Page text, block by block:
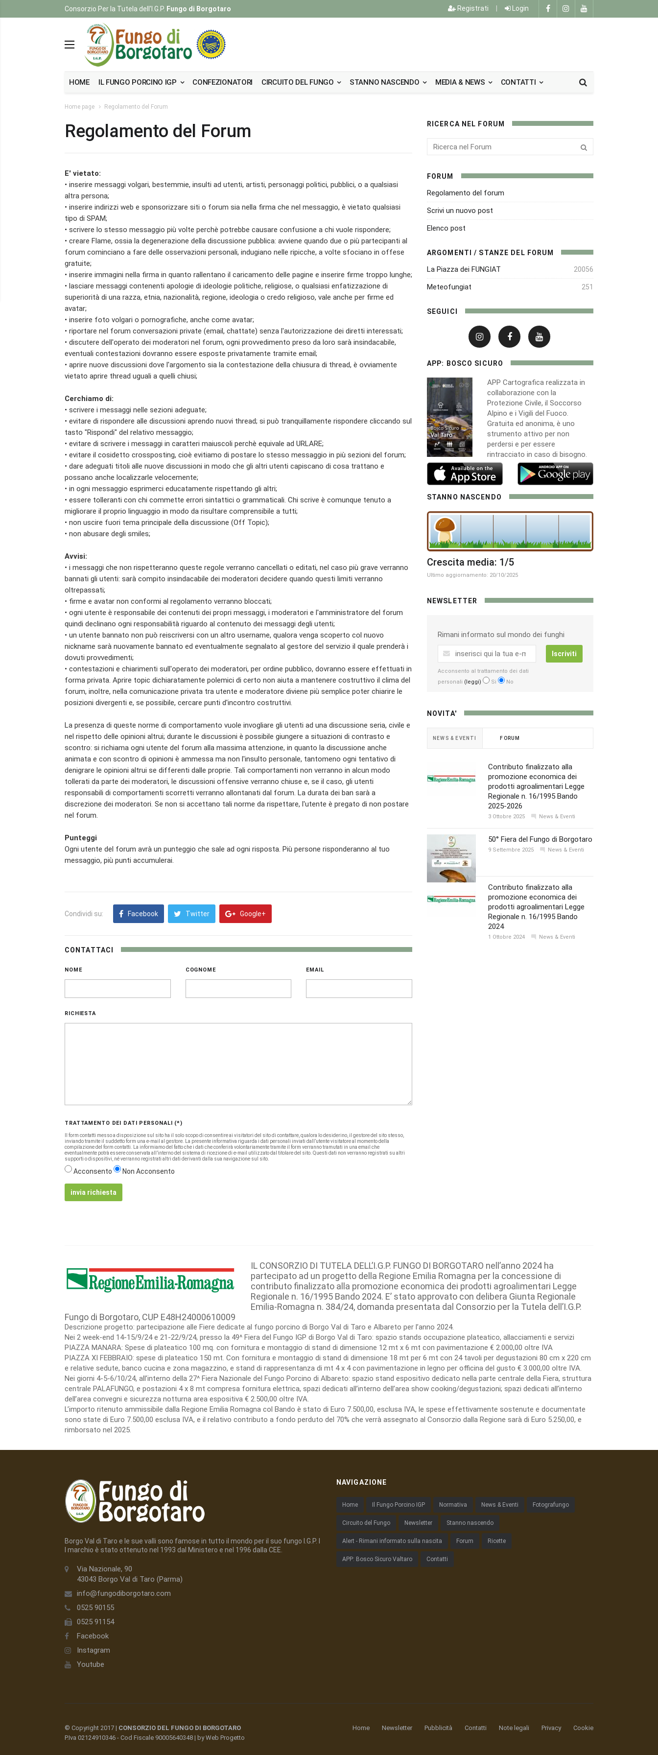
Consorzio Per la Tutela dell'I.G.P. Fungo di Borgotaro Registrati Login
HOME IL FUNGO PORCINO IGP CONFEZIONATORI CIRCUITO DEL FUNGO STANNO NASCENDO MEDIA & NEWS CONTATTI
Home page Regolamento del Forum
Regolamento del Forum
E' vietato:
• inserire messaggi volgari, bestemmie, insulti ad utenti, artisti, personaggi politici, pubblici, o a qualsiasi
altra persona;
• inserire indirizzi web e sponsorizzare siti o forum sia nella firma che nel messaggio, è vietato qualsiasi
tipo di SPAM;
• scrivere lo stesso messaggio più volte perchè potrebbe causare confusione a chi vuole rispondere;
• creare Flame, ossia la degenerazione della discussione pubblica: avviene quando due o più partecipanti al
forum cominciano a fare delle osservazioni personali, indugiano nelle ripicche, a volte sfociano in offese
gratuite;
• inserire immagini nella firma in quanto rallentano il caricamento delle pagine e inserire firme troppo lunghe;
• lasciare messaggi contenenti apologie di ideologie politiche, religiose, o qualsiasi enfatizzazione di
superiorità di una razza, etnia, nazionalità, regione, ideologia o credo religioso, vale anche per firme ed
avatar;
• inserire foto volgari o pornografiche, anche come avatar;
• riportare nel forum conversazioni private (email, chattate) senza l'autorizzazione dei diretti interessati;
• discutere dell'operato dei moderatori nel forum, ogni provvedimento preso da loro sarà insindacabile,
eventuali contestazioni dovranno essere esposte privatamente tramite email;
• aprire nuove discussioni dove l'argomento sia la contestazione della chiusura di thread, è ovviamente
vietato aprire thread uguali a quelli chiusi;
Cerchiamo di:
• scrivere i messaggi nelle sezioni adeguate;
• evitare di rispondere alle discussioni aprendo nuovi thread; si può tranquillamente rispondere cliccando sul
tasto "Rispondi" del relativo messaggio;
• evitare di scrivere i messaggi in caratteri maiuscoli perchè equivale ad URLARE;
• evitare il cosidetto crossposting, cioè evitiamo di postare lo stesso messaggio in più sezioni del forum;
• dare adeguati titoli alle nuove discussioni in modo che gli altri utenti capiscano di cosa trattano e
possano anche localizzarle velocemente;
• in ogni messaggio esprimerci educatamente rispettando gli altri;
• essere tolleranti con chi commette errori sintattici o grammaticali. Chi scrive è comunque tenuto a
migliorare il proprio linguaggio in modo da risultare comprensibile a tutti;
• non uscire fuori tema principale della discussione (Off Topic);
• non abusare degli smiles;
Avvisi:
• i messaggi che non rispetteranno queste regole verranno cancellati o editati, nel caso più grave verranno
bannati gli utenti: sarà compito insindacabile dei moderatori decidere quando questi limiti verranno
oltrepassati;
• firme e avatar non conformi al regolamento verranno bloccati;
• ogni utente è responsabile dei contenuti dei propri messaggi, i moderatori e l'amministratore del forum
quindi declinano ogni responsabilità riguardo al contenuto dei messaggi degli utenti;
• un utente bannato non può reiscriversi con un altro username, qualora venga scoperto col nuovo
nickname sarà nuovamente bannato ed eventualmente segnalato al gestore del servizio il quale prenderà i
dovuti provvedimenti;
• contestazioni e chiarimenti sull'operato dei moderatori, per ordine pubblico, dovranno essere effettuati in
forma privata. Aprire topic dichiaratamente polemici di certo non aiuta a mantenere costruttivo il clima del
forum, inoltre, nella comunicazione privata tra utente e moderatore diviene più semplice poter chiarire le
posizioni divergenti e, se possibile, cercare punti d'incontro costruttivi.
La presenza di queste norme di comportamento vuole invogliare gli utenti ad una discussione seria, civile e
nel rispetto delle opinioni altrui; durante le discussioni è possibile giungere a situazioni di contrasto e
scontro: si richiama ogni utente del forum alla massima attenzione, in quanto la discussione anche
animata e con scontro di opinioni è ammessa ma non l'insulto personale, tantomeno ogni tentativo di
denigrare le opinioni altrui se differenti dalle proprie. Tali comportamenti non verranno in alcun modo
tollerati da parte dei moderatori, le discussioni offensive verranno chiuse e, se il caso, gli utenti
responsabili di comportamenti scorretti verranno allontanati dal forum. La durata dei ban sarà a
discrezione dei moderatori. Se non si accettano tali norme da rispettare, l'utente è pregato di non postare
nel forum.
Punteggi
Ogni utente del forum avrà un punteggio che sale ad ogni risposta. Più persone risponderanno al tuo
messaggio, più punti accumulerai.
Condividi su: Facebook Twitter Google+
CONTATTACI
NOME COGNOME EMAIL
RICHIESTA
TRATTAMENTO DEI DATI PERSONALI (*)
Il form contatti messo a disposizione sul sito ha il solo scopo di consentire ai visitatori del sito di contattare, qualora lo desiderino, il gestore del sito stesso,
inviando tramite il suddetto form una e-mail al gestore. La presente informativa riguarda i dati personali inviati dall’utente visitatore al momento della
compilazione del form contatti. La informiamo del fatto che i dati che conferirà volontariamente tramite il form verranno tramutati in una email che
eventualmente potrà essere conservata all’interno del sistema di ricezione di e-mail utilizzato dal titolare del sito. Questi dati non verranno registrati su altri
supporti o dispositivi, né verranno registrati altri dati derivanti dalla sua navigazione sul sito.
Acconsento Non Acconsento
invia richiesta
RICERCA NEL FORUM
FORUM
Regolamento del forum
Scrivi un nuovo post
Elenco post
ARGOMENTI / STANZE DEL FORUM
La Piazza dei FUNGIAT 20056
Meteofungiat 251
SEGUICI
APP: BOSCO SICURO
APP Cartografica realizzata in
collaborazione con la
Protezione Civile, il Soccorso
Alpino e i Vigili del Fuoco.
Gratuita ed anonima, è uno
strumento attivo per non
perdersi e per essere
rintracciato in caso di bisogno.
STANNO NASCENDO
Crescita media: 1/5
Ultimo aggiornamento: 20/10/2025
NEWSLETTER
Rimani informato sul mondo dei funghi
Iscriviti
Acconsento al trattamento dei dati
personali (leggi) Si No
NOVITA'
NEWS & EVENTI FORUM
Contributo finalizzato alla
promozione economica dei
prodotti agroalimentari Legge
Regionale n. 16/1995 Bando
2025-2026
3 Ottobre 2025 News & Eventi
50° Fiera del Fungo di Borgotaro
9 Settembre 2025 News & Eventi
Contributo finalizzato alla
promozione economica dei
prodotti agroalimentari Legge
Regionale n. 16/1995 Bando
2024
1 Ottobre 2024 News & Eventi
IL CONSORZIO DI TUTELA DELL’I.G.P. FUNGO DI BORGOTARO nell’anno 2024 ha
partecipato ad un progetto della Regione Emilia Romagna per la concessione di
contributo finalizzato alla promozione economica dei prodotti agroalimentari Legge
Regionale n. 16/1995 Bando 2024. E’ stato approvato con delibera Giunta Regionale
Emilia-Romagna n. 384/24, domanda presentata dal Consorzio per la Tutela dell’I.G.P.
Fungo di Borgotaro, CUP E48H24000610009
Descrizione progetto: partecipazione alle Fiere dedicate al fungo porcino di Borgo Val di Taro e Albareto per l’anno 2024.
Nei 2 week-end 14-15/9/24 e 21-22/9/24, presso la 49^ Fiera del Fungo IGP di Borgo Val di Taro: spazio stands occupazione plateatico, allacciamenti e servizi
PIAZZA MANARA: Spese di plateatico 100 mq. con fornitura e montaggio di stand di dimensione 12 mt x 6 mt con pavimentazione € 2.000,00 oltre IVA
PIAZZA XI FEBBRAIO: spese di plateatico 150 mt. Con fornitura e montaggio di stand di dimensione 18 mt per 6 mt con 24 tavoli per degustazioni 80 cm x 220 cm
e relative sedute, banco cucina e zona magazzino, e stand di rappresentanza di mt 4 x 4 con pavimentazione in legno per officina del gusto € 3.000,00 oltre IVA.
Nei giorni 4-5-6/10/24, all’interno della 27^ Fiera Nazionale del Fungo Porcino di Albareto: spazio stand espositivo dedicato nella parte centrale della Fiera, struttura
centrale PALAFUNGO, e postazioni 4 x 8 mt compresa fornitura elettrica, spazi dedicati all’interno dell’area show cooking/degustazioni; spazi dedicati all’interno
dell’area convegni e sicurezza notturna area espositiva € 2.500,00 oltre IVA.
L’importo ritenuto ammissibile dalla Regione Emilia Romagna col Bando è stato di Euro 7.500,00, esclusa IVA, le spese effettivamente sostenute e documentate
sono state di Euro 7.500,00 esclusa IVA, e il relativo contributo a fondo perduto del 70% che verrà assegnato al Consorzio dalla Regione sarà di Euro 5.250,00, e
rimborsato nel 2025.
Borgo Val di Taro e le sue valli sono famose in tutto il mondo per il suo fungo I.G.P. I
l marchio è stato ottenuto nel 1993 dal Ministero e nel 1996 dalla CEE.
Via Nazionale, 90
43043 Borgo Val di Taro (Parma)
info@fungodiborgotaro.com
0525 90155
0525 91154
Facebook
Instagram
Youtube
NAVIGAZIONE
Home Il Fungo Porcino IGP Normativa News & Eventi Fotografungo
Circuito del Fungo Newsletter Stanno nascendo
Alert - Rimani informato sulla nascita Forum Ricette
APP: Bosco Sicuro Valtaro Contatti
© Copyright 2017 | CONSORZIO DEL FUNGO DI BORGOTARO
P.Iva 02124910346 - Cod Fiscale 90005640348 | byWeb Progetto
Home Newsletter Pubblicità Contatti Note legali Privacy Cookie